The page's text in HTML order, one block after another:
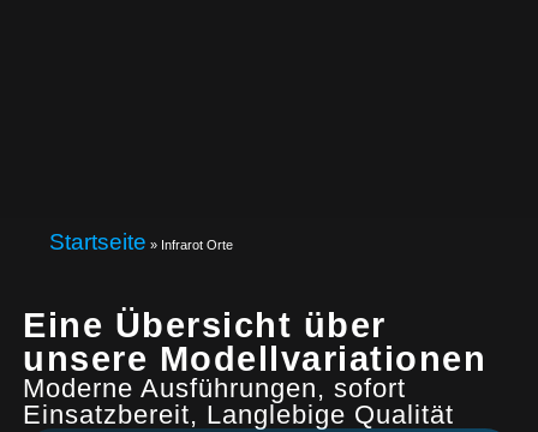
Startseite » Infrarot Orte
Eine Übersicht über
unsere Modellvariationen
Moderne Ausführungen, sofort
Einsatzbereit, Langlebige Qualität